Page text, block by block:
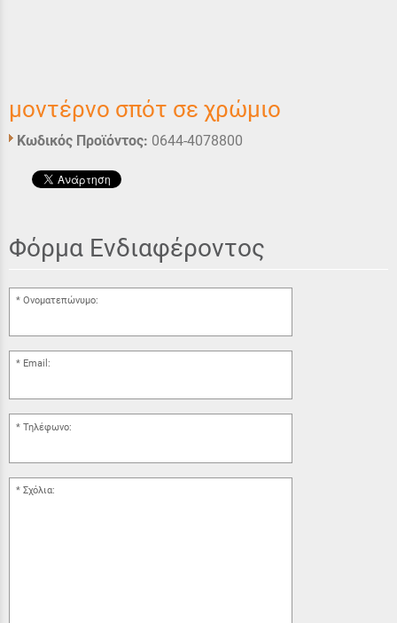
μοντέρνο σπότ σε χρώμιο
Κωδικός Προϊόντος: 0644-4078800
Φόρμα Ενδιαφέροντος
Ονοματεπώνυμο:
Email:
Τηλέφωνο:
Σχόλια: